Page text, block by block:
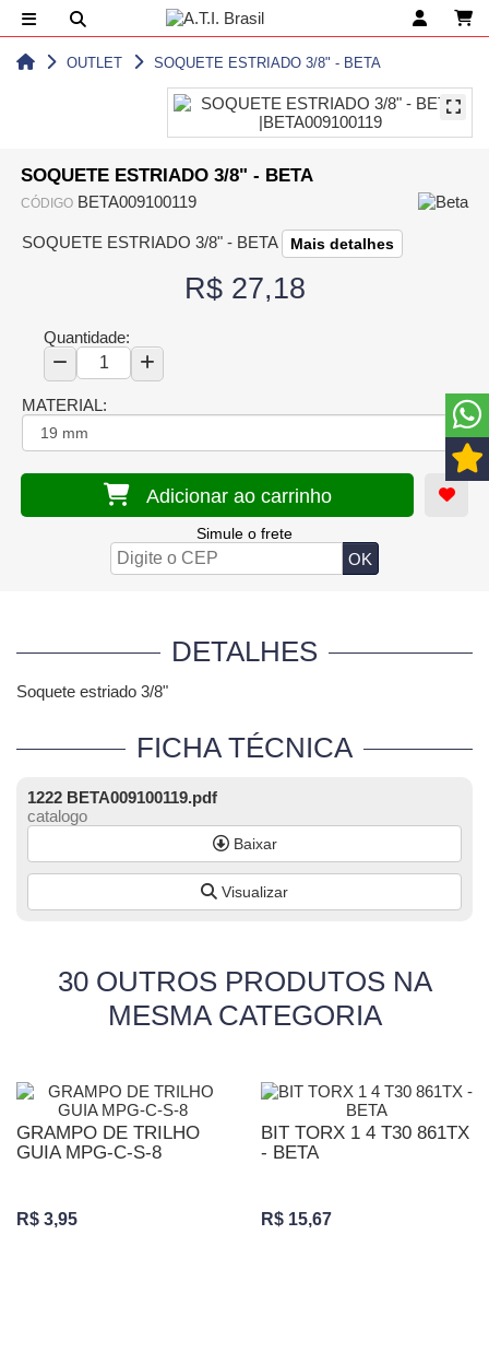
OUTLET SOQUETE ESTRIADO 3/8" - BETA
SOQUETE ESTRIADO 3/8" - BETA
CÓDIGO BETA009100119
SOQUETE ESTRIADO 3/8" - BETA Mais detalhes
R$ 27,18
Quantidade:
MATERIAL:
Adicionar ao carrinho
Simule o frete
DETALHES
Soquete estriado 3/8"
FICHA TÉCNICA
1222 BETA009100119.pdf
catalogo
Baixar
Visualizar
30 OUTROS PRODUTOS NA
MESMA CATEGORIA
GRAMPO DE TRILHO
GUIA MPG-C-S-8
R$ 3,95
BIT TORX 1 4 T30 861TX
- BETA
R$ 15,67